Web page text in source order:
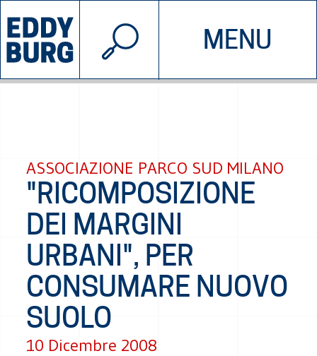
MENU
INIZIATIVE CHI SIAMO
© 2026 EDDYBURG
ASSOCIAZIONE PARCO SUD MILANO
"RICOMPOSIZIONE
DEI MARGINI
URBANI", PER
CONSUMARE NUOVO
SUOLO
10 Dicembre 2008